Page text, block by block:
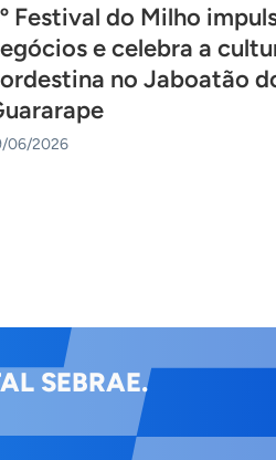
Festival do Milho
e celebra a
no Jaboatão
06/2026
SEBRAE.